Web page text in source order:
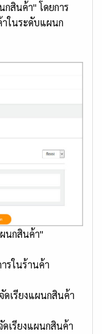
สินค้า" โดยการ
ในระดับแผนก
นกสินค้า"
รในร้านค้า
ดเรียงแผนกสินค้า
ดเรียงแผนกสินค้า